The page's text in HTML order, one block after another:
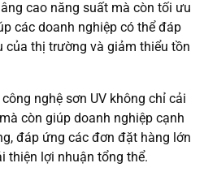
cao năng suất mà còn tối ưu
các doanh nghiệp có thể đáp
của thị trường và giảm thiểu tồn
nghệ sơn UV không chỉ cải
còn giúp doanh nghiệp cạnh
đáp ứng các đơn đặt hàng lớn
thiện lợi nhuận tổng thể.